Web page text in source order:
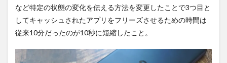
など特定の状態の変化を伝える方法を変更したことで3つ目と
してキャッシュされたアプリをフリーズさせるための時間は
従来10分だったのが10秒に短縮したこと。